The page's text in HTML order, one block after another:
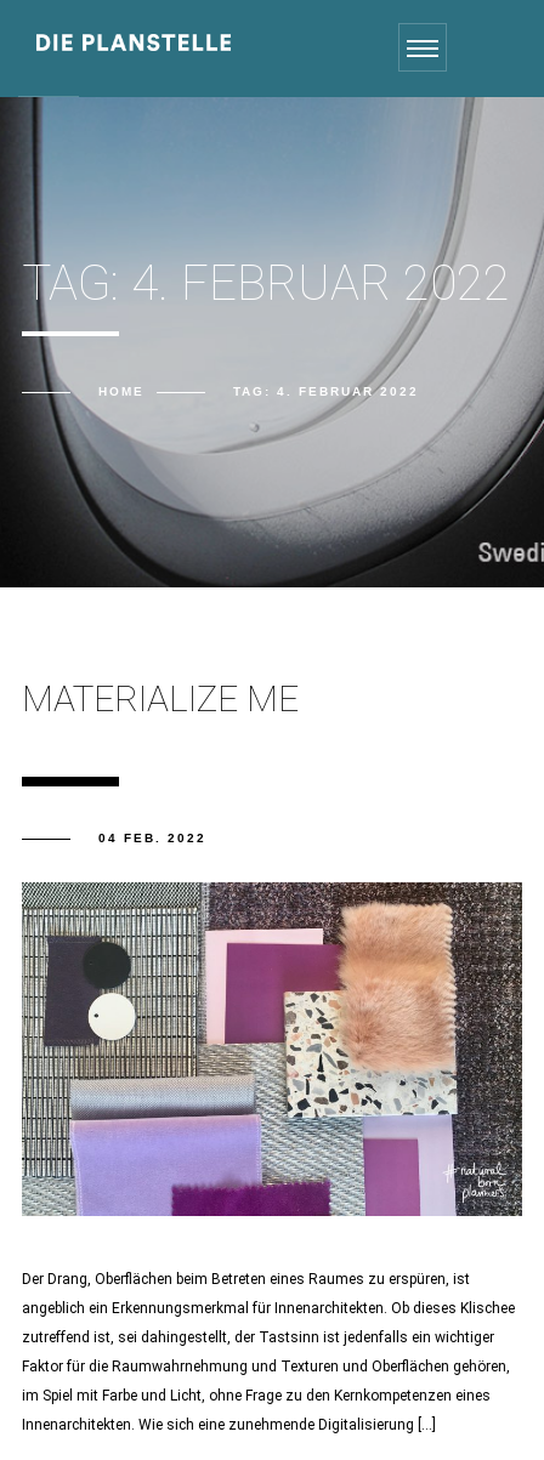
TAG: 4. FEBRUAR 2022
HOME TAG: 4. FEBRUAR 2022
MATERIALIZE ME
04 FEB. 2022
Der Drang, Oberflächen beim Betreten eines Raumes zu erspüren, ist
angeblich ein Erkennungsmerkmal für Innenarchitekten. Ob dieses Klischee
zutreffend ist, sei dahingestellt, der Tastsinn ist jedenfalls ein wichtiger
Faktor für die Raumwahrnehmung und Texturen und Oberflächen gehören,
im Spiel mit Farbe und Licht, ohne Frage zu den Kernkompetenzen eines
Innenarchitekten. Wie sich eine zunehmende Digitalisierung […]